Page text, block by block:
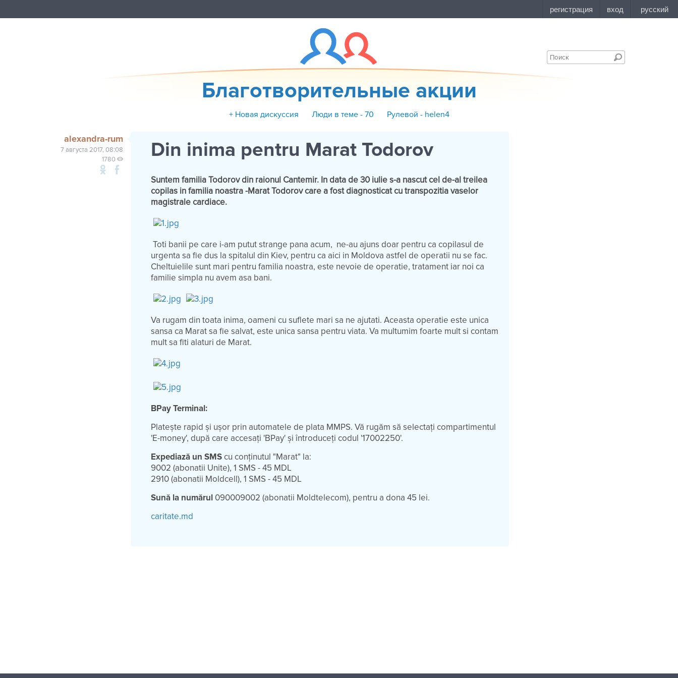
Благотворительные акции
+ Новая дискуссия Люди в теме - 70 Рулевой - helen4
alexandra-rum
7 августа 2017, 08:08
1780
Din inima pentru Marat Todorov
Suntem familia Todorov din raionul Cantemir. In data de 30 iulie s-a nascut cel de-al treilea
copilas in familia noastra -Marat Todorov care a fost diagnosticat cu transpozitia vaselor
magistrale cardiace.
Toti banii pe care i-am putut strange pana acum, ne-au ajuns doar pentru ca copilasul de
urgenta sa fie dus la spitalul din Kiev, pentru ca aici in Moldova astfel de operatii nu se fac.
Cheltuielile sunt mari pentru familia noastra, este nevoie de operatie, tratament iar noi ca
familie simpla nu avem asa bani.
Va rugam din toata inima, oameni cu suflete mari sa ne ajutati. Aceasta operatie este unica
sansa ca Marat sa fie salvat, este unica sansa pentru viata. Va multumim foarte mult si contam
mult sa fiti alaturi de Marat.
BPay Terminal:
Platește rapid și ușor prin automatele de plata MMPS. Vă rugăm să selectați compartimentul
'E-money', după care accesați 'BPay' și întroduceți codul '17002250'.
Expediază un SMScu conținutul "Marat" la:
9002 (abonatii Unite), 1 SMS - 45 MDL
2910 (abonatii Moldcell), 1 SMS - 45 MDL
Sună la numărul 090009002 (abonatii Moldtelecom), pentru a dona 45 lei.
caritate.md